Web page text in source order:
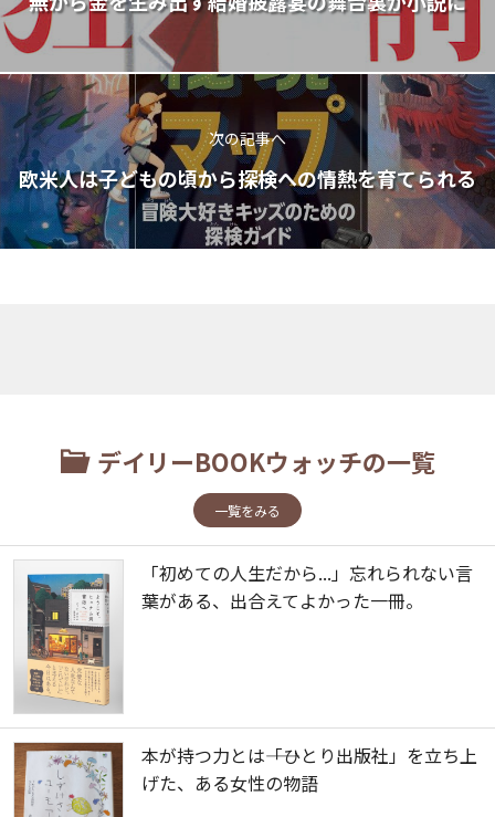
次の記事へ
欧米人は子どもの頃から探検への情熱を育てられる
デイリーBOOKウォッチの一覧
一覧をみる
「初めての人生だから...」忘れられない言
葉がある、出合えてよかった一冊。
本が持つ力とは――「ひとり出版社」を立ち上
げた、ある女性の物語